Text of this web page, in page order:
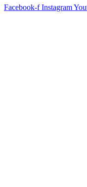
Facebook-f Instagram